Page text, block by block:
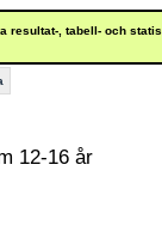
resultat-, tabell- och
12-16 år